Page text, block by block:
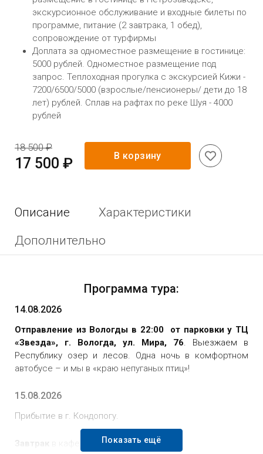
экскурсионное обслуживание и входные билеты по
программе, питание (2 завтрака, 1 обед),
сопровождение от турфирмы
Доплата за одноместное размещение в гостинице:
5000 рублей. Одноместное размещение под
запрос. Теплоходная прогулка с экскурсией Кижи -
7200/6500/5000 (взрослые/пенсионеры/ дети до 18
лет) рублей. Сплав на рафтах по реке Шуя - 4000
рублей
18 500 ₽
17 500 ₽ В корзину
Описание
Характеристики
Дополнительно
Программа тура:
14.08.2026
Отправление из Вологды в 22:00
от парковки у ТЦ
«Звезда», г. Вологда, ул. Мира, 76. Выезжаем в
Республику озер и лесов. Одна ночь в комфортном
автобусе – и мы в «краю непуганых птиц»!
15.08.2026
Прибытие в г. Кондопогу.
Завтрак в кафе города.Показать ещё